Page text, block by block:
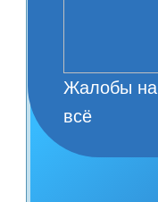
Жалобы на
всё